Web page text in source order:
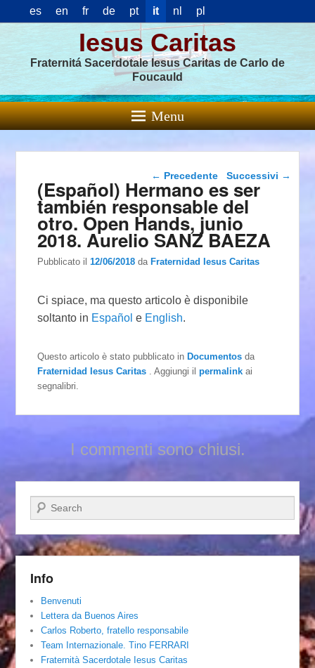
es en fr de pt it nl pl
Iesus Caritas
Fraternitá Sacerdotale Iesus Caritas de Carlo de
Foucauld
Menu
Navigazione articolo
← Precedente Successivi →
(Español) Hermano es ser
también responsable del
otro. Open Hands, junio
2018. Aurelio SANZ BAEZA
Pubblicato il12/06/2018 daFraternidad Iesus Caritas
Ci spiace, ma questo articolo è disponibile
soltanto in Español e English.
Questo articolo è stato pubblicato inDocumentos da
Fraternidad Iesus Caritas
. Aggiungi ilpermalink ai
segnalibri.
I commenti sono chiusi.
Cerca
Info
Benvenuti
Lettera da Buenos Aires
Carlos Roberto, fratello responsabile
Team Internazionale. Tino FERRARI
Fraternità Sacerdotale Iesus Caritas